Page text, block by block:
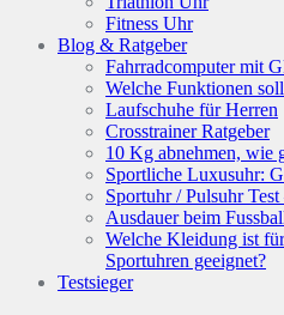
Fitness Uhr
Blog & Ratgeber
Fahrradcomputer mit
Welche Funktionen
Laufschuhe für Herren
Crosstrainer Ratgeber
10 Kg abnehmen, wie
Sportliche Luxusuhr:
Sportuhr / Pulsuhr
Ausdauer beim
Welche Kleidung ist
Sportuhren geeignet?
Testsieger